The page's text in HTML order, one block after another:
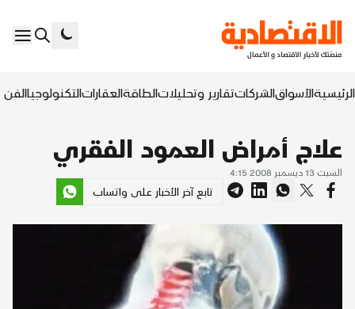
الرئيسيةالأسواقالشركاتتقارير وتحليلاتالطاقةالعقاراتالتكنولوجياالفن
علاج أمراض العمود الفقري
السبت 13 ديسمبر 2008 4:15
تابع آخر الأخبار على واتساب